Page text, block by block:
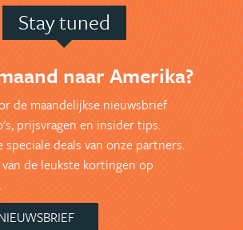
Stay tuned
naar Amerika?
de maandelijkse nieuwsbrief
prijsvragen en insider tips.
speciale deals van onze partners.
de leukste kortingen op